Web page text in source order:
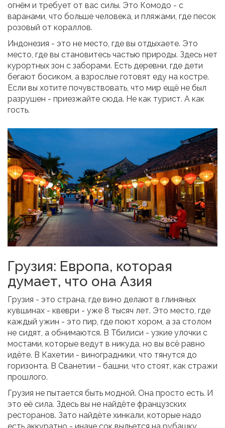
огнём и требует от вас силы. Это Комодо - с
варанами, что больше человека, и пляжами, где песок
розовый от кораллов.
Индонезия - это не место, где вы отдыхаете. Это
место, где вы становитесь частью природы. Здесь нет
курортных зон с заборами. Есть деревни, где дети
бегают босиком, а взрослые готовят еду на костре.
Если вы хотите почувствовать, что мир ещё не был
разрушен - приезжайте сюда. Не как турист. А как
гость.
Грузия: Европа, которая
думает, что она Азия
Грузия - это страна, где вино делают в глиняных
кувшинах - квеври - уже 8 тысяч лет. Это место, где
каждый ужин - это пир, где поют хором, а за столом
не сидят, а обнимаются. В Тбилиси - узкие улочки с
мостами, которые ведут в никуда, но вы всё равно
идёте. В Кахетии - виноградники, что тянутся до
горизонта. В Сванетии - башни, что стоят, как стражи
прошлого.
Грузия не пытается быть модной. Она просто есть. И
это её сила. Здесь вы не найдёте французских
ресторанов. Зато найдёте хинкали, которые надо